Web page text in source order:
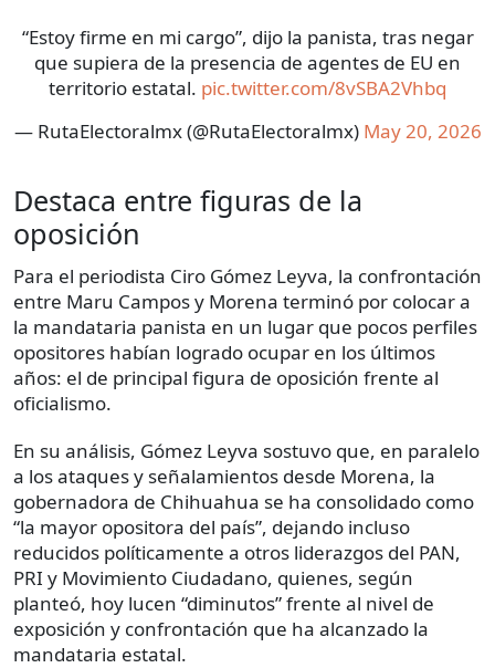
“Estoy firme en mi cargo”, dijo la panista, tras negar
que supiera de la presencia de agentes de EU en
territorio estatal. pic.twitter.com/8vSBA2Vhbq
— RutaElectoralmx (@RutaElectoralmx) May 20, 2026
Destaca entre figuras de la
oposición
Para el periodista Ciro Gómez Leyva, la confrontación
entre Maru Campos y Morena terminó por colocar a
la mandataria panista en un lugar que pocos perfiles
opositores habían logrado ocupar en los últimos
años: el de principal figura de oposición frente al
oficialismo.
En su análisis, Gómez Leyva sostuvo que, en paralelo
a los ataques y señalamientos desde Morena, la
gobernadora de Chihuahua se ha consolidado como
“la mayor opositora del país”, dejando incluso
reducidos políticamente a otros liderazgos del PAN,
PRI y Movimiento Ciudadano, quienes, según
planteó, hoy lucen “diminutos” frente al nivel de
exposición y confrontación que ha alcanzado la
mandataria estatal.